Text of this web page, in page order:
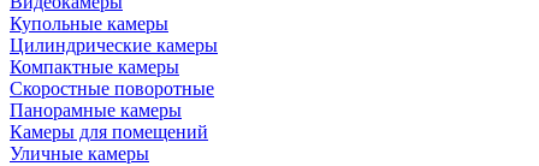
Купольные камеры
Цилиндрические камеры
Компактные камеры
Скоростные поворотные
Панорамные камеры
Камеры для помещений
Уличные камеры